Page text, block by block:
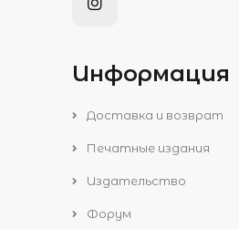
Информация
Доставка и возврат
Печатные издания
Издательство
Форум